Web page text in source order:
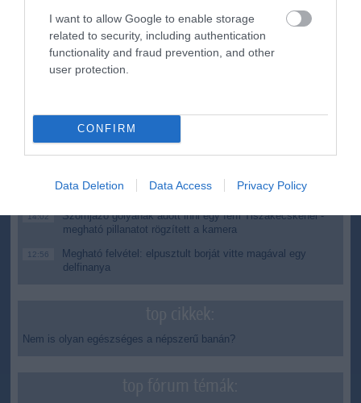
I want to allow Google to enable storage
related to security, including authentication
functionality and fraud prevention, and other
user protection.
CONFIRM
Data Deletion Data Access Privacy Policy
ma.hu legfrissebb hírei:
Nagy erőkkel keresik a szomjazó gólyát megmentő
Árpádot
Magyar Péter: átfogó energiafejlesztési tervet fogadott el a
20:46 Kenyában bezzeg minden zöldebb
18:37
Második világháborús német katonai motorkerékpár
bukkant elő a Dunából
A Tisza-frakció kezdeményezte, hogy jövő kedden legyen
az államfőválasztás
14:02
Szomjazó gólyának adott inni egy férfi Tiszakécskénél -
megható pillanatot rögzített a kamera
12:56
Megható felvétel: elpusztult borját vitte magával egy
delfinanya
Nem is olyan egészséges a népszerű banán?